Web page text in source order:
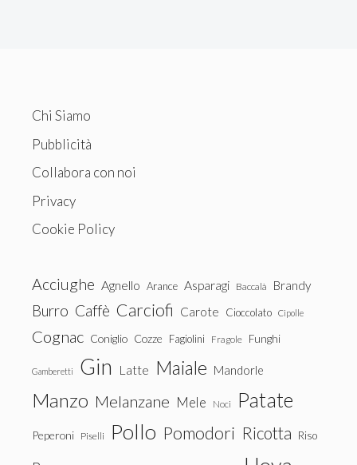
Chi Siamo
Pubblicità
Collabora con noi
Privacy
Cookie Policy
Acciughe Agnello Arance Asparagi Baccalà Brandy
Burro Caffè Carciofi Carote Cioccolato Cipolle
Cognac Coniglio Cozze Fagiolini Fragole Funghi
Gamberetti Gin Latte Maiale Mandorle
Manzo Melanzane Mele Noci Patate
Peperoni Piselli Pollo Pomodori Ricotta Riso